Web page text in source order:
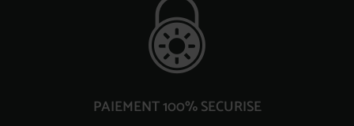
PAIEMENT 100% SECURISE